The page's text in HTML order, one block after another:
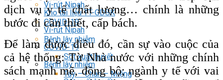
Vi-rút Nipah
COVID-19
Bệnh lây nhiễm
Sốt xuất huyết
Tay – Chân – Miệng
Kho tài liệu TT-GDSK
Vi-rút Nipah
COVID-19
Bệnh lây nhiễm
dịch vụ y tế chất lượng… chính là những
bước đi cần thiết, cấp bách.
Để làm được điều đó, cần sự vào cuộc của
cả hệ thống: Từ Nhà nước với những chính
sách mạnh mẽ, đồng bộ; ngành y tế với vai